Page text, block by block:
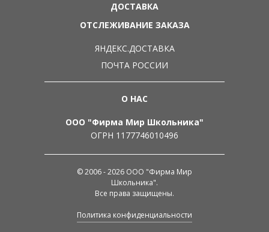
О НАС
ООО "Фирма Мир Школьника"
ОГРН 1177746010496
ДОСТАВКА
ОТСЛЕЖИВАНИЕ ЗАКАЗА
ЯНДЕКС.ДОСТАВКА
ПОЧТА РОССИИ
© 2006 - 2026 ООО "Фирма Мир
Школьника".
Все права защищены.
Политика конфиденциальности